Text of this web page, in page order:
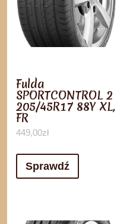
Fulda
SPORTCONTROL 2
205/45R17 88Y XL,
FR
449,00zł
Sprawdź